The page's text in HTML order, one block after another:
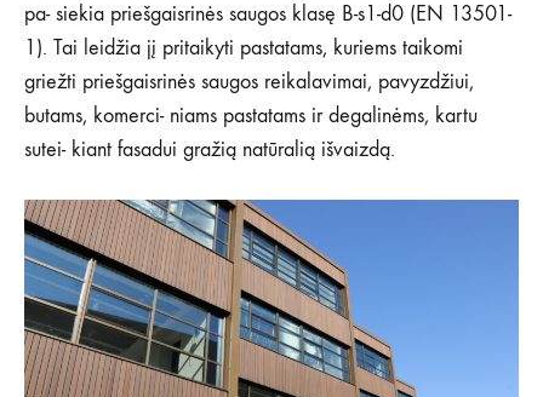
pa- siekia priešgaisrinės saugos klasę B-s1-d0 (EN 13501-
1). Tai leidžia jį pritaikyti pastatams, kuriems taikomi
griežti priešgaisrinės saugos reikalavimai, pavyzdžiui,
butams, komerci- niams pastatams ir degalinėms, kartu
sutei- kiant fasadui gražią natūralią išvaizdą.